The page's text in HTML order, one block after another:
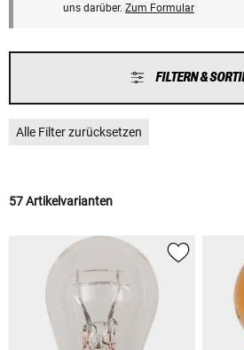
uns darüber. Zum Formular
FILTERN &
Alle Filter zurücksetzen
57 Artikelvarianten